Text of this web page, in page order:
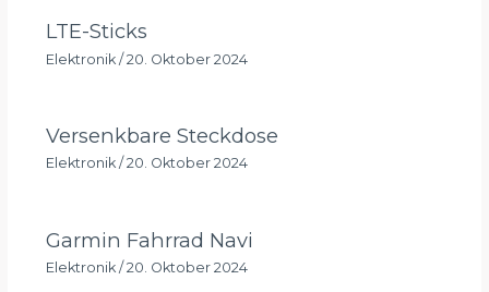
LTE-Sticks
Elektronik/20. Oktober 2024
Versenkbare Steckdose
Elektronik/ 20. Oktober 2024
Garmin Fahrrad Navi
Elektronik/ 20. Oktober 2024